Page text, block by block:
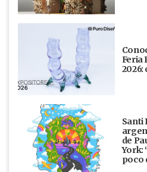
Feria
2026:
Santi
de
York:
poco